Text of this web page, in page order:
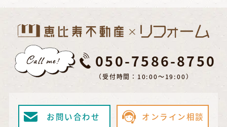
050-7586-8750
（受付時間：10:00～19:00）
お問い合わせ オンライン相談